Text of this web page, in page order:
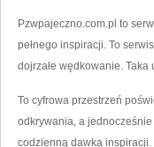
Pzwpajeczno.com.pl to
pełnego inspiracji. To
dojrzałe wędkowanie.
To cyfrowa przestrzeń
odkrywania, a
codzienną dawką inspiracji.